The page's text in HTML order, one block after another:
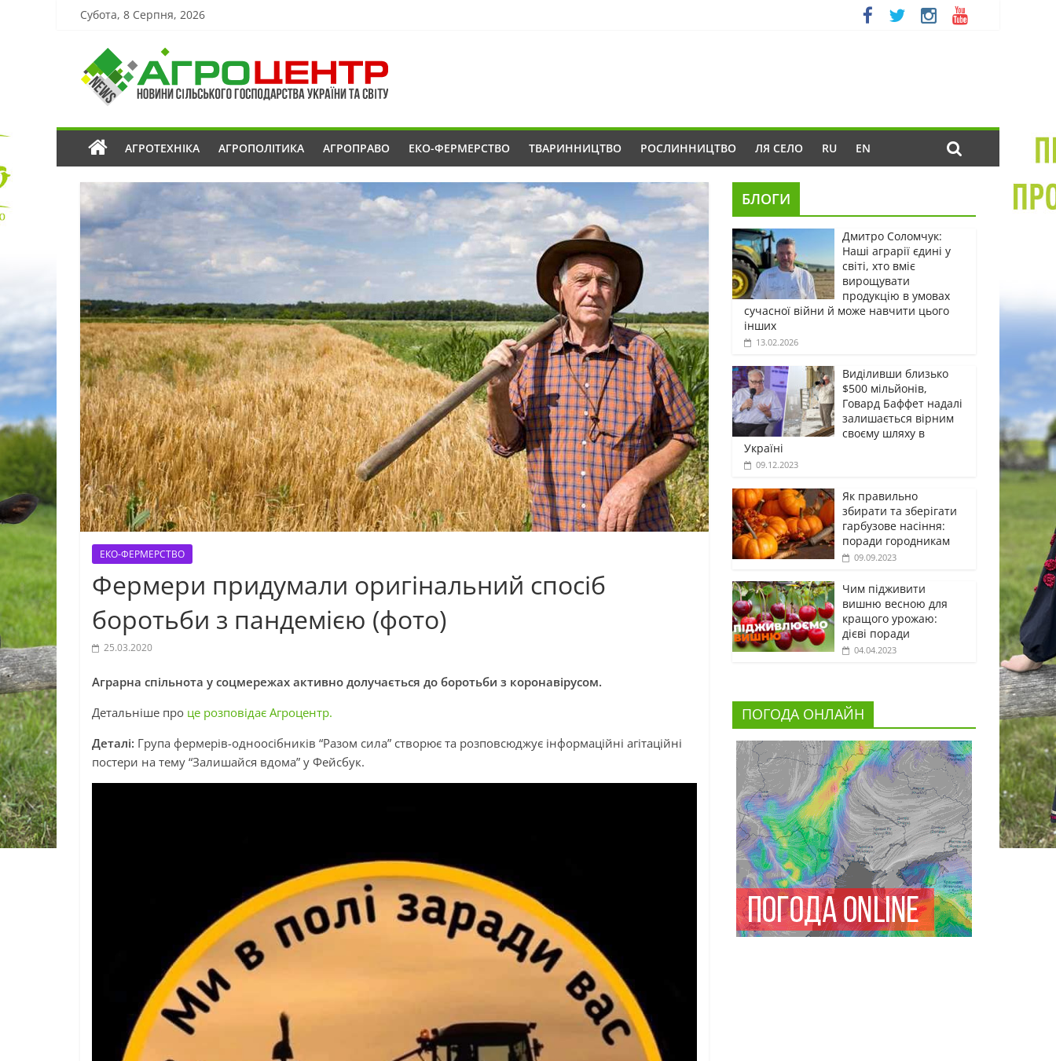
Субота, 8 Серпня, 2026
АГРОТЕХНІКА АГРОПОЛІТИКА АГРОПРАВО ЕКО-ФЕРМЕРСТВО ТВАРИННИЦТВО РОСЛИННИЦТВО ЛЯ СЕЛО RU EN
ЕКО-ФЕРМЕРСТВО
Фермери придумали оригінальний спосіб
боротьби з пандемією (фото)
25.03.2020
Аграрна спільнота у соцмережах активно долучається до боротьби з коронавірусом.
Детальніше про це розповідає Агроцентр.
Деталі: Група фермерів-одноосібників “Разом сила” створює та розповсюджує інформаційні агітаційні
постери на тему “Залишайся вдома” у Фейсбук.
БЛОГИ
Дмитро Соломчук:
Наші аграрії єдині у
світі, хто вміє
вирощувати
продукцію в умовах
сучасної війни й може навчити цього
інших
13.02.2026
Виділивши близько
$500 мільйонів,
Говард Баффет надалі
залишається вірним
своєму шляху в
Україні
09.12.2023
Як правильно
збирати та зберігати
гарбузове насіння:
поради городникам
09.09.2023
Чим підживити
вишню весною для
кращого урожаю:
дієві поради
04.04.2023
ПОГОДА ОНЛАЙН